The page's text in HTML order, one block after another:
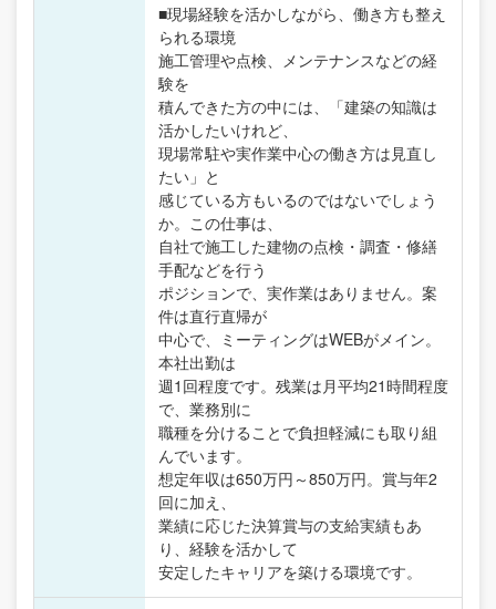
■現場経験を活かしながら、働き方も整え
られる環境
施工管理や点検、メンテナンスなどの経
験を
積んできた方の中には、「建築の知識は
活かしたいけれど、
現場常駐や実作業中心の働き方は見直し
たい」と
感じている方もいるのではないでしょう
か。この仕事は、
自社で施工した建物の点検・調査・修繕
手配などを行う
ポジションで、実作業はありません。案
件は直行直帰が
中心で、ミーティングはWEBがメイン。
本社出勤は
週1回程度です。残業は月平均21時間程度
で、業務別に
職種を分けることで負担軽減にも取り組
んでいます。
想定年収は650万円～850万円。賞与年2
回に加え、
業績に応じた決算賞与の支給実績もあ
り、経験を活かして
安定したキャリアを築ける環境です。